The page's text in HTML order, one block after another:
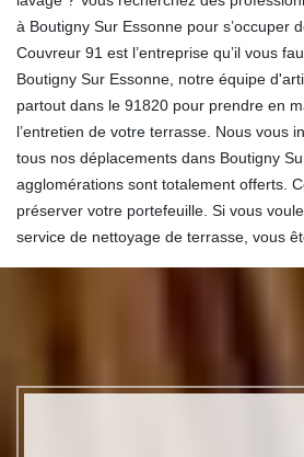
à Boutigny Sur Essonne pour s’occuper
Couvreur 91 est l’entreprise qu’il vous
Boutigny Sur Essonne, notre équipe
partout dans le 91820 pour prendre en
l’entretien de votre terrasse. Nous vous
tous nos déplacements dans Boutigny
agglomérations sont totalement offerts.
préserver votre portefeuille. Si vous
service de nettoyage de terrasse, vous